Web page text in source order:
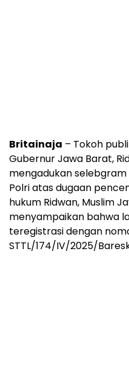
Britainaja – Tokoh
Gubernur Jawa Barat,
mengadukan selebgram
Polri atas dugaan
hukum Ridwan, Muslim
menyampaikan bahwa
teregistrasi dengan
STTL/174/IV/2025/